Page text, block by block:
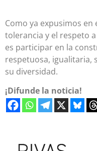
Como ya expusimos
tolerancia y el respeto
es participar en la
respetuosa, igualitaria,
su diversidad.
¡Difunde la noticia!